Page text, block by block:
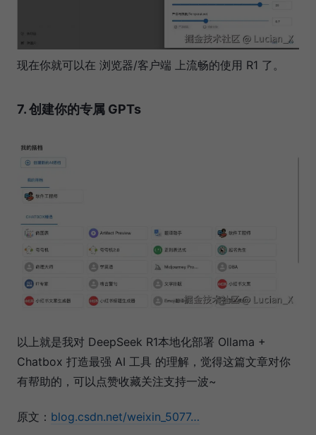
现在你就可以在 浏览器/客户端 上流畅的使用 R1 了。
7. 创建你的专属 GPTs
以上就是我对 DeepSeek R1本地化部署 Ollama +
Chatbox 打造最强 AI 工具 的理解，觉得这篇文章对你
有帮助的，可以点赞收藏关注支持一波~
原文： blog.csdn.net/weixin_5077…